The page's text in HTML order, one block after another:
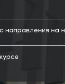
направления на